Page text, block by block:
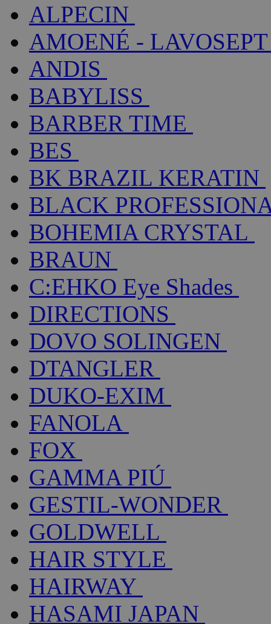
ALPECIN
AMOENÉ - LAVOSEPT
ANDIS
BABYLISS
BARBER TIME
BES
BK BRAZIL KERATIN
BLACK
BOHEMIA CRYSTAL
BRAUN
C:EHKO Eye Shades
DIRECTIONS
DOVO SOLINGEN
DTANGLER
DUKO-EXIM
FANOLA
FOX
GAMMA PIÚ
GESTIL-WONDER
GOLDWELL
HAIR STYLE
HAIRWAY
HASAMI JAPAN